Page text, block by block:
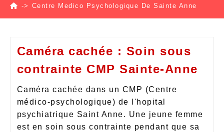
-> Centre Medico Psychologique De Sainte Anne
Caméra cachée : Soin sous
contrainte CMP Sainte-Anne
Caméra cachée dans un CMP (Centre
médico-psychologique) de l'hopital
psychiatrique Saint Anne. Une jeune femme
est en soin sous contrainte pendant que sa